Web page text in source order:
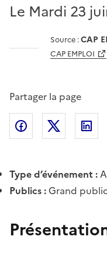
Le Mardi 23
Source :CAP
CAP EMPLOI
Partager la page
Partager
Type d’événement :
Publics :Grand